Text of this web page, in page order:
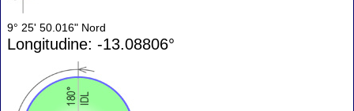
9° 25' 50.016" Nord
Longitudine: -13.08806°